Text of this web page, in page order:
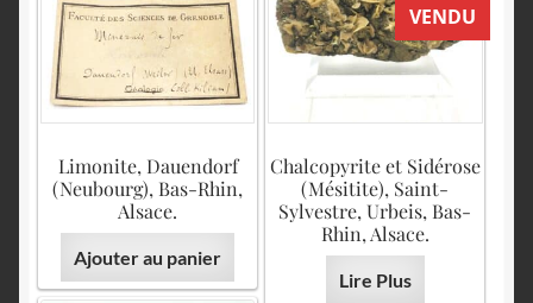
Limonite, Dauendorf
(Neubourg), Bas-Rhin,
Alsace.
Ajouter au panier
VENDU
Chalcopyrite et Sidérose
(Mésitite), Saint-
Sylvestre, Urbeis, Bas-
Rhin, Alsace.
Lire Plus